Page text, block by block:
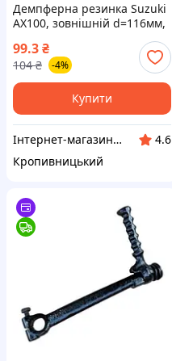
Демпферна резинка Suzuki
AX100, зовнішній d=116мм,
внутрішній d=40мм, гума
(вир-во Viper Тайвань)
ВСМ8
99.3₴
104 ₴ -4%
Купити
Інтернет-магазин "Запчастинки"
4.6
Кропивницький